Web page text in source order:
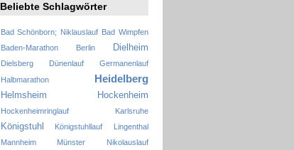
Beliebte Schlagwörter
Bad Schönborn; Niklauslauf Bad Wimpfen
Baden-Marathon
Berlin Dielheim
Dielsberg Dünenlauf
Germanenlauf
Halbmarathon
Heidelberg
Helmsheim Hockenheim
Hockenheimringlauf Karlsruhe
Königstuhl Königstuhllauf
Lingenthal
Mannheim
Münster Nikolauslauf